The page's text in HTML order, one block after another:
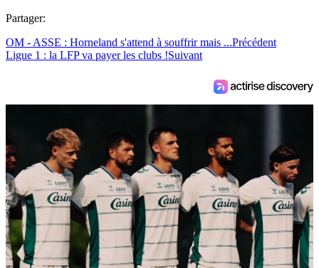
Partager:
OM - ASSE : Horneland s'attend à souffrir mais ...Précédent
Ligue 1 : la LFP va payer les clubs !Suivant